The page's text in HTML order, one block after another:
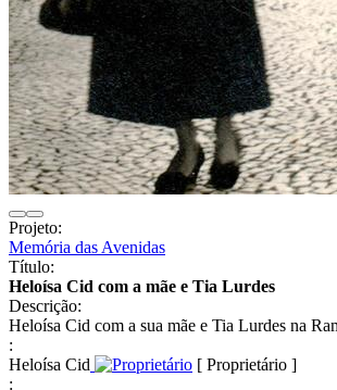
Projeto:
Memória das Avenidas
Título:
Heloísa Cid com a mãe e Tia Lurdes
Descrição:
Heloísa Cid com a sua mãe e Tia Lurdes na
:
Heloísa Cid
[ Proprietário ]
: